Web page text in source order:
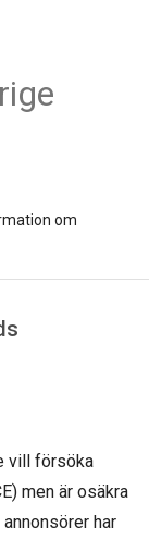
om
vill försöka
men är osäkra
har